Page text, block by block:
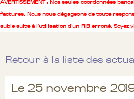
AVERTISSEMENT : Nos seules coordonnées
factures. Nous nous dégageons de toute
subie suite à l'utilisation d'un RIB erroné. Soyez
Retour à la liste des
Le 25 novembre